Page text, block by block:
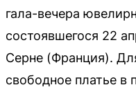
гала-вечера
состоявшегося 22
Серне (Франция).
свободное платье в